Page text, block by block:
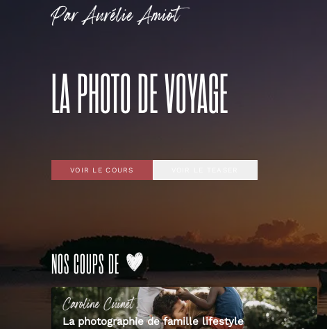
ParAurélieAmiot
LA PHOTO DE VOYAGE
VOIR LE COURS
NOS COUPS DE
CarolineCuinet
La photographie de famille lifestyle